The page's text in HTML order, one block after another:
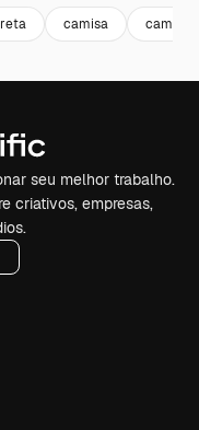
camisa camisa
seu melhor trabalho.
criativos, empresas,